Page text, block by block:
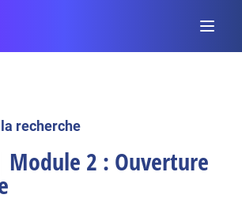
recherche
Module 2 : Ouverture